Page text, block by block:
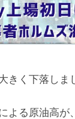
きく下落しま
よる原油高が